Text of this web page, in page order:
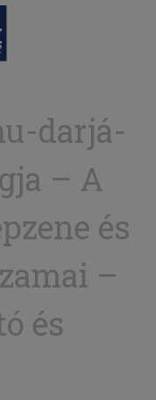
dar­já­
– A
és
–
és